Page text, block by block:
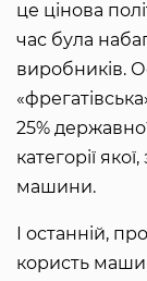
це цінова
час була
виробників.
25%
категорії
машини.
І останній,
користь